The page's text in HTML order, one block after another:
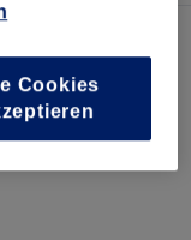
Cookies